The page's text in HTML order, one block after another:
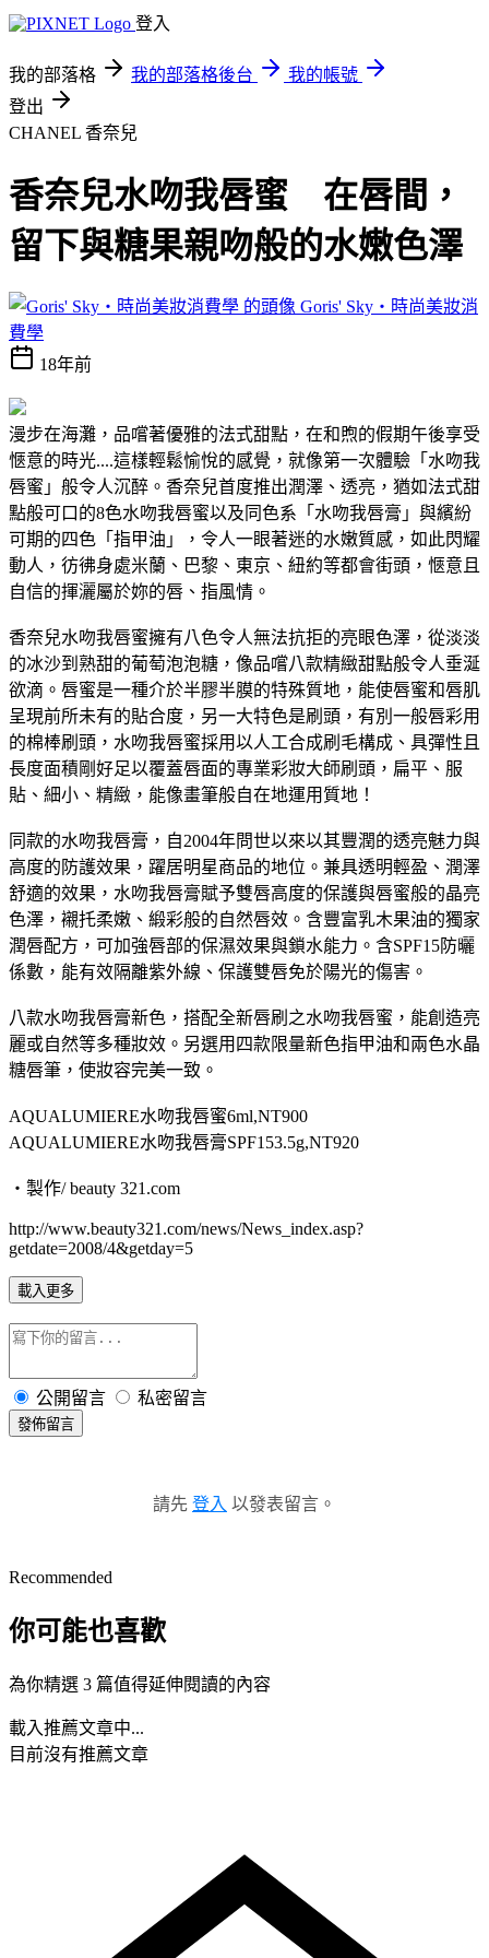
登入
我的部落格 我的部落格後台
我的帳號
登出
CHANEL 香奈兒
香奈兒水吻我唇蜜 在唇間，
留下與糖果親吻般的水嫩色澤
Goris' Sky‧時尚美妝消
費學
18年前
漫步在海灘，品嚐著優雅的法式甜點，在和煦的假期午後享受
愜意的時光....這樣輕鬆愉悅的感覺，就像第一次體驗「水吻我
唇蜜」般令人沉醉。香奈兒首度推出潤澤、透亮，猶如法式甜
點般可口的8色水吻我唇蜜以及同色系「水吻我唇膏」與繽紛
可期的四色「指甲油」，令人一眼著迷的水嫩質感，如此閃耀
動人，彷彿身處米蘭、巴黎、東京、紐約等都會街頭，愜意且
自信的揮灑屬於妳的唇、指風情。
香奈兒水吻我唇蜜擁有八色令人無法抗拒的亮眼色澤，從淡淡
的冰沙到熟甜的葡萄泡泡糖，像品嚐八款精緻甜點般令人垂涎
欲滴。唇蜜是一種介於半膠半膜的特殊質地，能使唇蜜和唇肌
呈現前所未有的貼合度，另一大特色是刷頭，有別一般唇彩用
的棉棒刷頭，水吻我唇蜜採用以人工合成刷毛構成、具彈性且
長度面積剛好足以覆蓋唇面的專業彩妝大師刷頭，扁平、服
貼、細小、精緻，能像畫筆般自在地運用質地！
同款的水吻我唇膏，自2004年問世以來以其豐潤的透亮魅力與
高度的防護效果，躍居明星商品的地位。兼具透明輕盈、潤澤
舒適的效果，水吻我唇膏賦予雙唇高度的保護與唇蜜般的晶亮
色澤，襯托柔嫩、緞彩般的自然唇效。含豐富乳木果油的獨家
潤唇配方，可加強唇部的保濕效果與鎖水能力。含SPF15防曬
係數，能有效隔離紫外線、保護雙唇免於陽光的傷害。
八款水吻我唇膏新色，搭配全新唇刷之水吻我唇蜜，能創造亮
麗或自然等多種妝效。另選用四款限量新色指甲油和兩色水晶
糖唇筆，使妝容完美一致。
AQUALUMIERE水吻我唇蜜6ml,NT900
AQUALUMIERE水吻我唇膏SPF153.5g,NT920
‧製作/ beauty 321.com
http://www.beauty321.com/news/News_index.asp?
getdate=2008/4&getday=5
載入更多
公開留言 私密留言
發佈留言
請先 登入 以發表留言。
Recommended
你可能也喜歡
為你精選 3 篇值得延伸閱讀的內容
載入推薦文章中...
目前沒有推薦文章